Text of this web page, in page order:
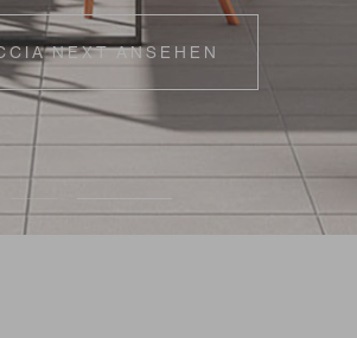
NEXT ANSEHEN